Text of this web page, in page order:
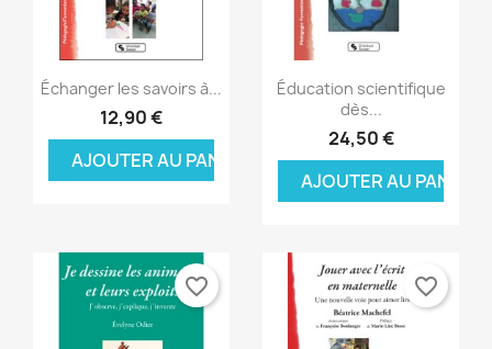
Ajouter à ma liste d'envies ×
Créer une liste d'envies
Nom de la liste d'envies
Créer une liste d'envies
((modalTitle))
((cancelText))
((modalDeleteText))
Connexion
Vous devez être connecté pour ajouter des produits
à votre liste d'envies.
Annuler Connexion
Aperçu rapide
Échanger les savoirs à...
12,90 €
AJOUTER AU PANIER
Aperçu rapide
Éducation scientifique
dès...
24,50 €
AJOUTER AU PANIER
favorite_border favorite_border